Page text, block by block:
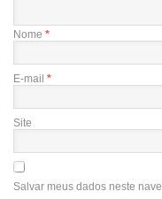
Nome *
E-mail *
Site
Salvar meus dados neste